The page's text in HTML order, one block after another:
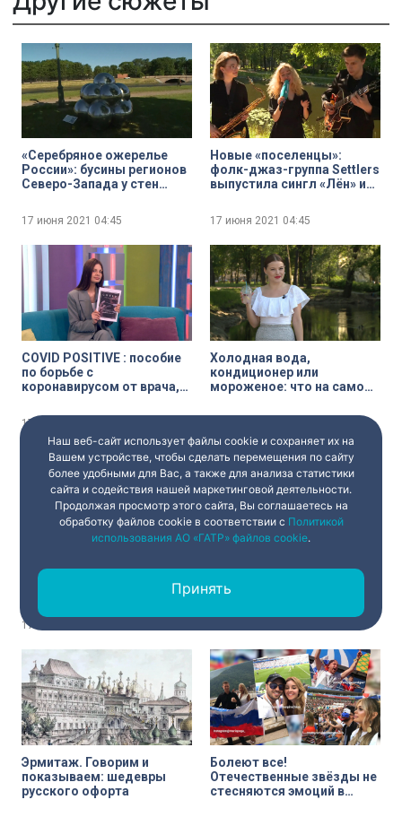
«Серебряное ожерелье
России»: бусины регионов
Северо-Запада у стен
крепости
17 июня 2021 04:45
Новые «поселенцы»:
фолк-джаз-группа Settlers
выпустила сингл «Лён» из
заветного столба»
17 июня 2021 04:45
COVID POSITIVE : пособие
по борьбе с
коронавирусом от врача,
политика
17 июня 2021
Холодная вода,
кондиционер или
мороженое: что на самом
перенести жару
петербуржец: посетители
17 июня 2021
боевик «Телохранитель
«Человек, который
продал свою кожу» —
Эрмитаж. Говорим и
показываем: шедевры
русского офорта
Болеют все!
Отечественные звёзды не
стесняются эмоций в
Наш веб-сайт использует файлы cookie и сохраняет их на
Вашем устройстве, чтобы сделать перемещения по сайту
более удобными для Вас, а также для анализа статистики
сайта и содействия нашей маркетинговой деятельности.
Продолжая просмотр этого сайта, Вы соглашаетесь на
обработку файлов cookie в соответствии с Политикой
использования АО «ГАТР» файлов cookie.
Принять